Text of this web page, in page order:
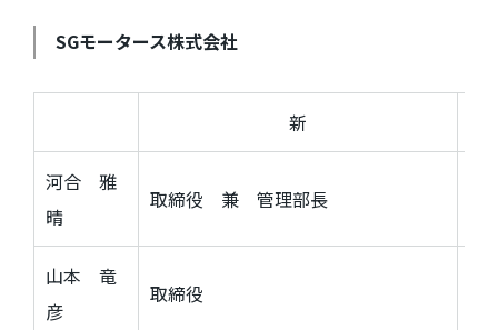
SGモータース株式会社
新
河合 雅
晴
取締役 兼 管理部長
山本 竜
彦
取締役